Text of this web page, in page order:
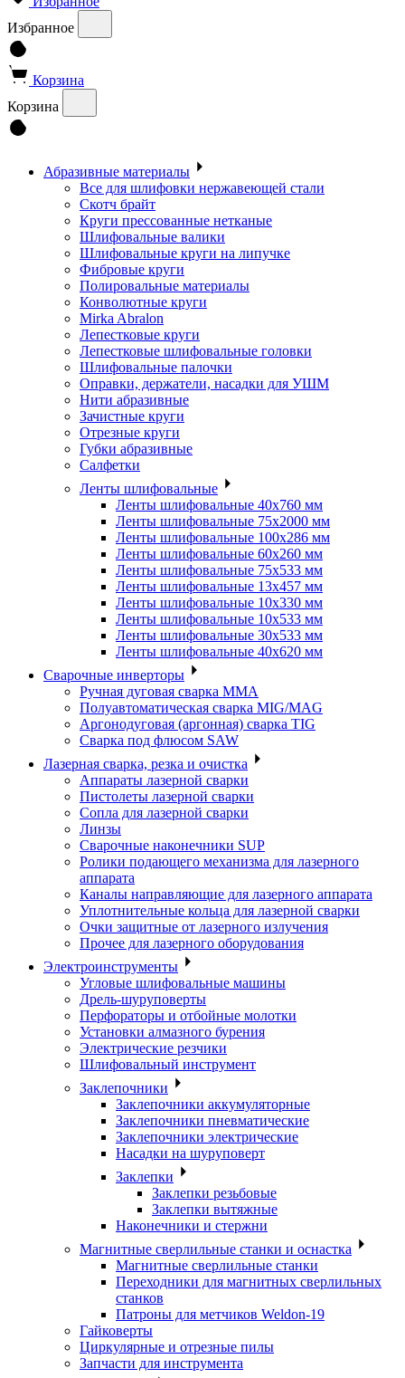
Избранное
Корзина
Корзина
Абразивные материалы
Все для шлифовки нержавеющей стали
Скотч брайт
Круги прессованные нетканые
Шлифовальные валики
Шлифовальные круги на липучке
Фибровые круги
Полировальные материалы
Конволютные круги
Mirka Abralon
Лепестковые круги
Лепестковые шлифовальные головки
Шлифовальные палочки
Оправки, держатели, насадки для УШМ
Нити абразивные
Зачистные круги
Отрезные круги
Губки абразивные
Салфетки
Ленты шлифовальные
Ленты шлифовальные 40х760 мм
Ленты шлифовальные 75х2000 мм
Ленты шлифовальные 100х286 мм
Ленты шлифовальные 60х260 мм
Ленты шлифовальные 75х533 мм
Ленты шлифовальные 13х457 мм
Ленты шлифовальные 10х330 мм
Ленты шлифовальные 10х533 мм
Ленты шлифовальные 30х533 мм
Ленты шлифовальные 40х620 мм
Сварочные инверторы
Ручная дуговая сварка MMA
Полуавтоматическая сварка MIG/MAG
Аргонодуговая (аргонная) сварка TIG
Сварка под флюсом SAW
Лазерная сварка, резка и очистка
Аппараты лазерной сварки
Пистолеты лазерной сварки
Сопла для лазерной сварки
Линзы
Сварочные наконечники SUP
Ролики подающего механизма для лазерного
аппарата
Каналы направляющие для лазерного аппарата
Уплотнительные кольца для лазерной сварки
Очки защитные от лазерного излучения
Прочее для лазерного оборудования
Электроинструменты
Угловые шлифовальные машины
Дрель-шуруповерты
Перфораторы и отбойные молотки
Установки алмазного бурения
Электрические резчики
Шлифовальный инструмент
Заклепочники
Заклепочники аккумуляторные
Заклепочники пневматические
Заклепочники электрические
Насадки на шуруповерт
Заклепки
Заклепки резьбовые
Заклепки вытяжные
Наконечники и стержни
Магнитные сверлильные станки и оснастка
Магнитные сверлильные станки
Переходники для магнитных сверлильных
станков
Патроны для метчиков Weldon-19
Гайковерты
Циркулярные и отрезные пилы
Запчасти для инструмента